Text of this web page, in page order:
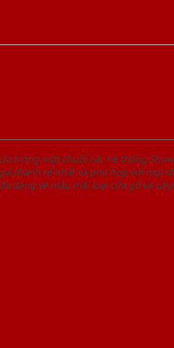
trong một chuỗi các hệ thống
thành rẻ nhất và phù hợp với mọi
dạng về mẫu mã, loại cửa gỗ và cả